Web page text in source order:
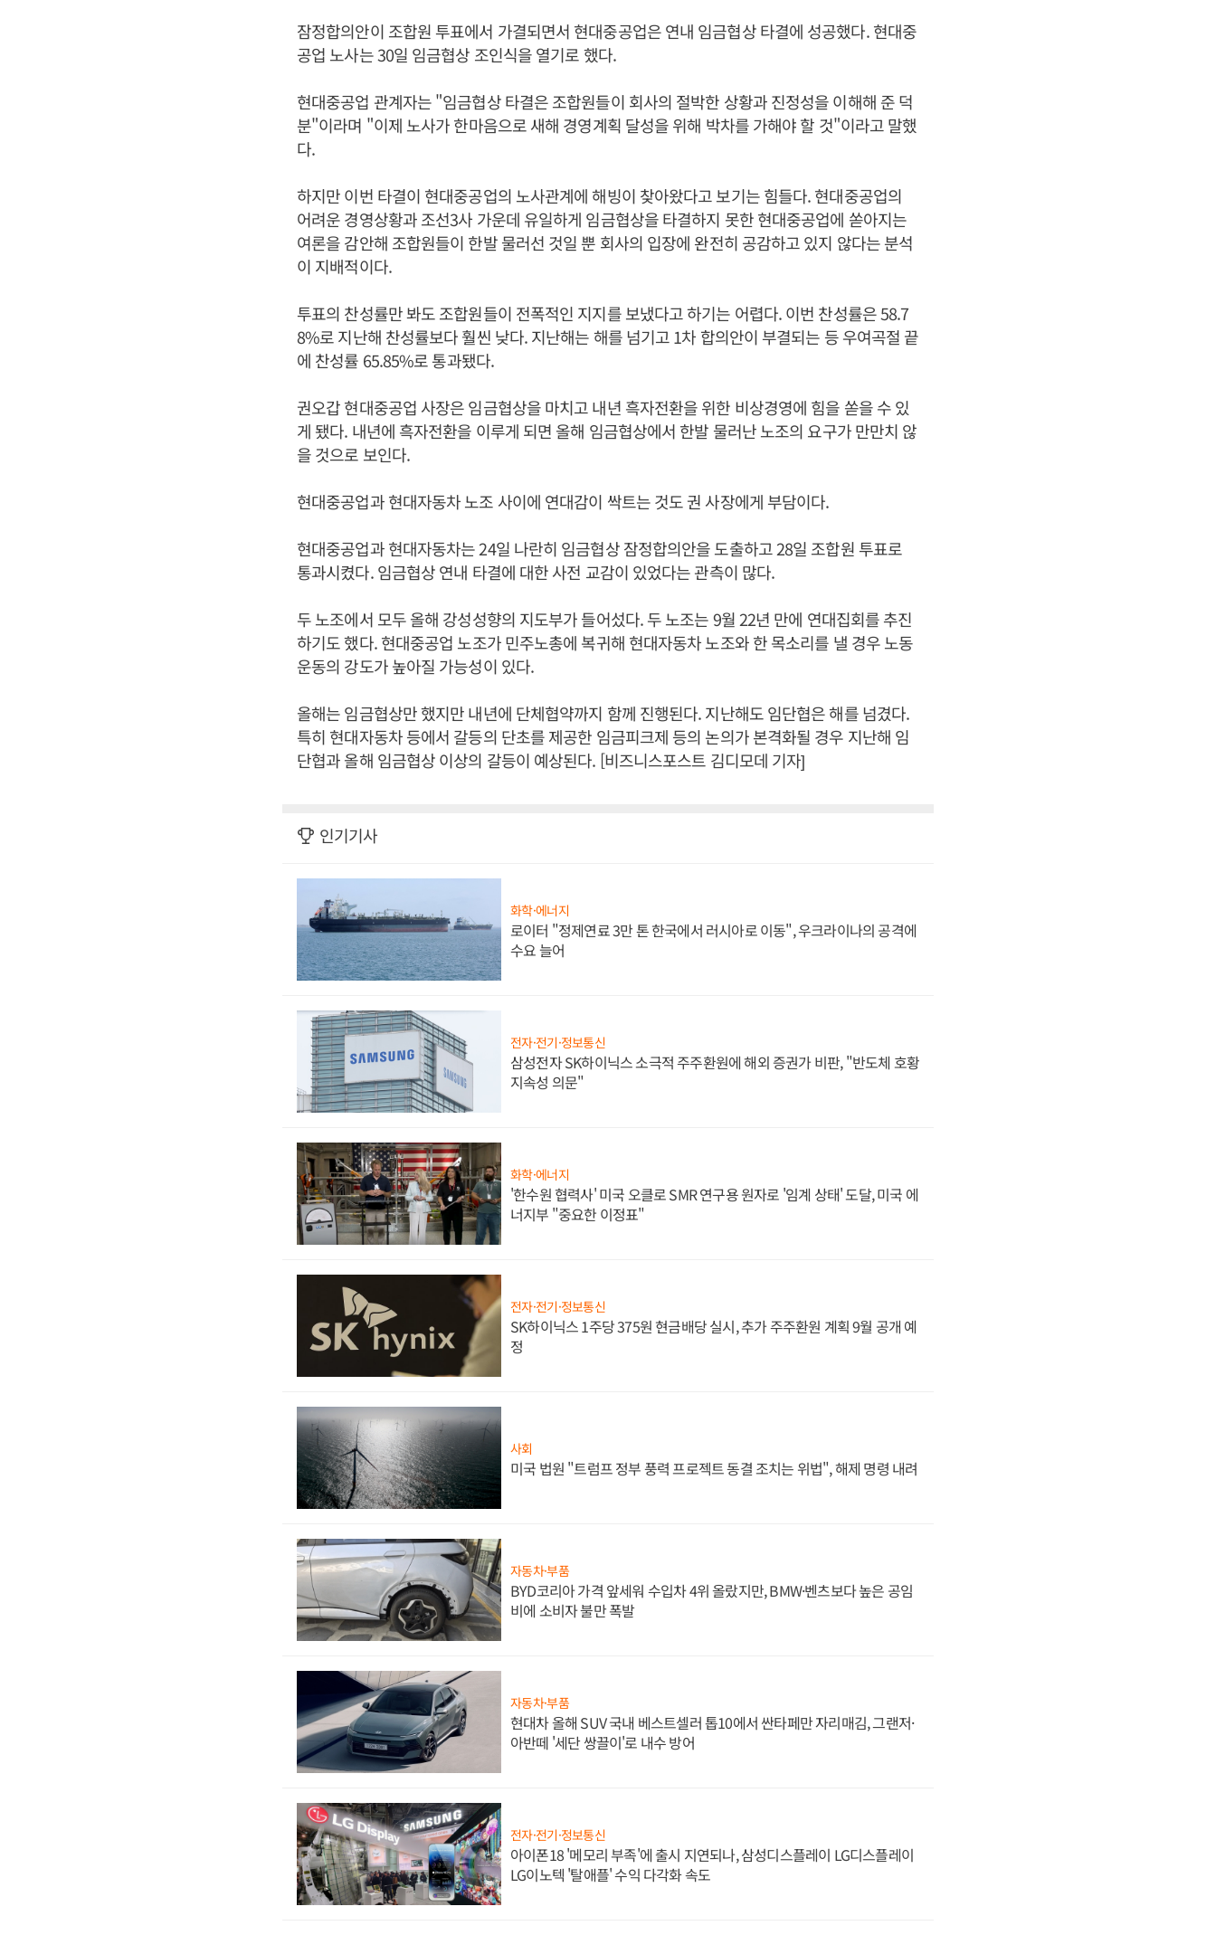
잠정합의안이 조합원 투표에서 가결되면서 현대중공업은 연내 임금협상 타결에 성공했다. 현대중
공업 노사는 30일 임금협상 조인식을 열기로 했다.
현대중공업 관계자는 "임금협상 타결은 조합원들이 회사의 절박한 상황과 진정성을 이해해 준 덕
분"이라며 "이제 노사가 한마음으로 새해 경영계획 달성을 위해 박차를 가해야 할 것"이라고 말했
다.
하지만 이번 타결이 현대중공업의 노사관계에 해빙이 찾아왔다고 보기는 힘들다. 현대중공업의
어려운 경영상황과 조선3사 가운데 유일하게 임금협상을 타결하지 못한 현대중공업에 쏟아지는
여론을 감안해 조합원들이 한발 물러선 것일 뿐 회사의 입장에 완전히 공감하고 있지 않다는 분석
이 지배적이다.
투표의 찬성률만 봐도 조합원들이 전폭적인 지지를 보냈다고 하기는 어렵다. 이번 찬성률은 58.7
8%로 지난해 찬성률보다 훨씬 낮다. 지난해는 해를 넘기고 1차 합의안이 부결되는 등 우여곡절 끝
에 찬성률 65.85%로 통과됐다.
권오갑 현대중공업 사장은 임금협상을 마치고 내년 흑자전환을 위한 비상경영에 힘을 쏟을 수 있
게 됐다. 내년에 흑자전환을 이루게 되면 올해 임금협상에서 한발 물러난 노조의 요구가 만만치 않
을 것으로 보인다.
현대중공업과 현대자동차 노조 사이에 연대감이 싹트는 것도 권 사장에게 부담이다.
현대중공업과 현대자동차는 24일 나란히 임금협상 잠정합의안을 도출하고 28일 조합원 투표로
통과시켰다. 임금협상 연내 타결에 대한 사전 교감이 있었다는 관측이 많다.
두 노조에서 모두 올해 강성성향의 지도부가 들어섰다. 두 노조는 9월 22년 만에 연대집회를 추진
하기도 했다. 현대중공업 노조가 민주노총에 복귀해 현대자동차 노조와 한 목소리를 낼 경우 노동
운동의 강도가 높아질 가능성이 있다.
올해는 임금협상만 했지만 내년에 단체협약까지 함께 진행된다. 지난해도 임단협은 해를 넘겼다.
특히 현대자동차 등에서 갈등의 단초를 제공한 임금피크제 등의 논의가 본격화될 경우 지난해 임
단협과 올해 임금협상 이상의 갈등이 예상된다. [비즈니스포스트 김디모데 기자]
인기기사
화학·에너지
로이터 "정제연료 3만 톤 한국에서 러시아로 이동", 우크라이나의 공격에
수요 늘어
전자·전기·정보통신
삼성전자 SK하이닉스 소극적 주주환원에 해외 증권가 비판, "반도체 호황
지속성 의문"
화학·에너지
'한수원 협력사' 미국 오클로 SMR 연구용 원자로 '임계 상태' 도달, 미국 에
너지부 "중요한 이정표"
전자·전기·정보통신
SK하이닉스 1주당 375원 현금배당 실시, 추가 주주환원 계획 9월 공개 예
정
사회
미국 법원 "트럼프 정부 풍력 프로젝트 동결 조치는 위법", 해제 명령 내려
자동차·부품
BYD코리아 가격 앞세워 수입차 4위 올랐지만, BMW·벤츠보다 높은 공임
비에 소비자 불만 폭발
자동차·부품
현대차 올해 SUV 국내 베스트셀러 톱10에서 싼타페만 자리매김, 그랜저·
아반떼 '세단 쌍끌이'로 내수 방어
전자·전기·정보통신
아이폰18 '메모리 부족'에 출시 지연되나, 삼성디스플레이 LG디스플레이
LG이노텍 '탈애플' 수익 다각화 속도